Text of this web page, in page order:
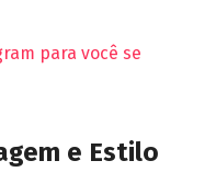
para você se
e Estilo